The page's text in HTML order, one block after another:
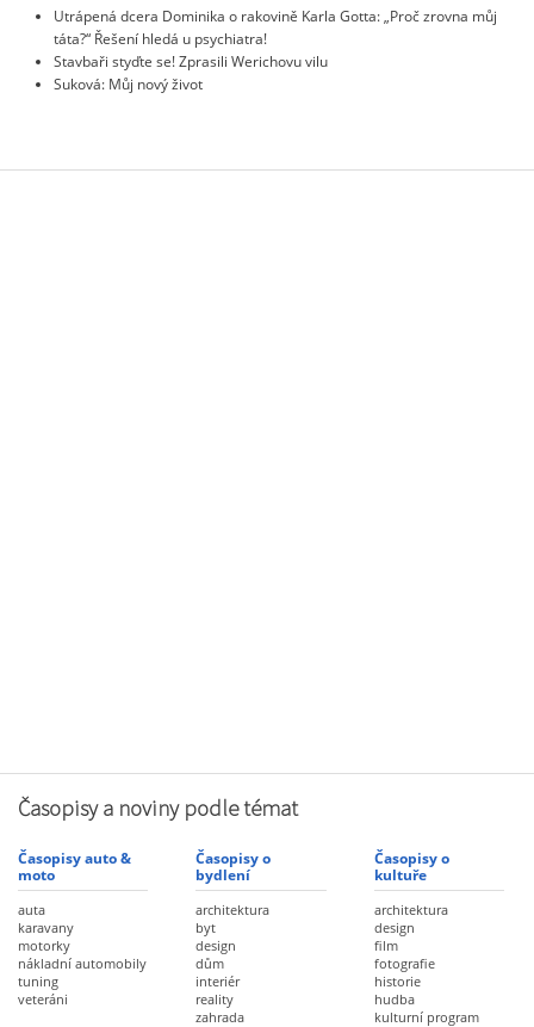
Utrápená dcera Dominika o rakovině Karla Gotta: „Proč zrovna můj
táta?“ Řešení hledá u psychiatra!
Stavbaři styďte se! Zprasili Werichovu vilu
Suková: Můj nový život
Časopisy a noviny podle témat
Časopisy auto &
moto
auta
karavany
motorky
nákladní automobily
tuning
veteráni
Časopisy o
bydlení
architektura
byt
design
dům
interiér
reality
zahrada
Časopisy o
kultuře
architektura
design
film
fotografie
historie
hudba
kulturní program